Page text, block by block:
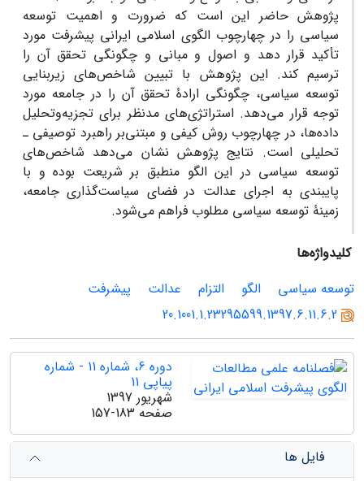
پژوهش حاضر این است که ضرورت و اهمیت توسعه
سیاسی را در چهارچوب الگوی اسلامی ایرانی پیشرفت مورد
تأکید قرار دهد و اصول و مبانی و چگونگی تحقق آن را
ترسیم کند. این پژوهش با تبیین شاخص‌های زیربنایی
توسعه سیاسی، چگونگی ارادۀ تحقق آن را در جامعه مورد
توجه قرار می‌دهد. استراتژی‌های مدنظر برای تجزیه‌وتحلیل
داده‌ها، در چهارچوب روش کیفی و مبتنی‌بر راهبرد توصیفی ـ
تحلیلی است. نتایج پژوهش نشان می‌دهد شاخص‌های
توسعه سیاسی در این الگو منطبق بر شریعت بوده و با
پایبندی به اجرای عدالت در فضای سیاست‌گذاری جامعه،
زمینۀ توسعه سیاسی مطلوب فراهم می‌شود.
کلیدواژه‌ها
توسعه سیاسی
الگو التزام عدالت
پیشرفت
20.1001.1.23295599.1397.6.11.6.2
دوره 6، شماره 11 - شماره
پیاپی 11
شهریور 1397
صفحه 157-183
فایل ها